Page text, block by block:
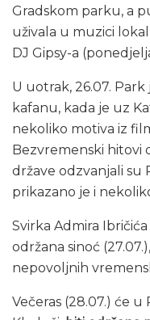
Gradskom parku, a
uživala u muzici
DJ Gipsy-a
U uotrak, 26.07.
kafanu, kada je uz
nekoliko motiva iz
Bezvremenski hitovi
države odzvanjali su
prikazano je i
Svirka Admira
održana sinoć
nepovoljnih
Večeras (28.07.) će